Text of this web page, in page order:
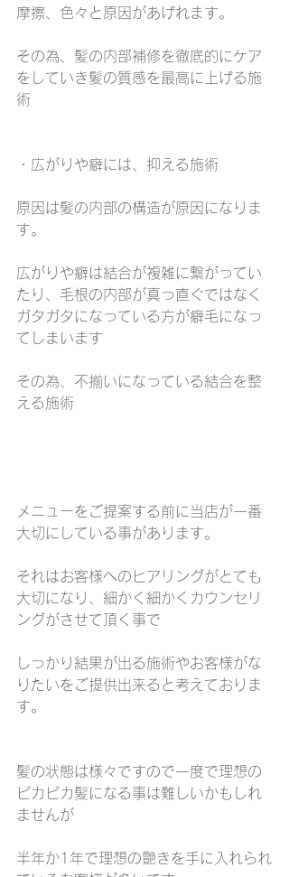
摩擦、色々と原因があげれます。
その為、髪の内部補修を徹底的にケア
をしていき髪の質感を最高に上げる施
術
・広がりや癖には、抑える施術
原因は髪の内部の構造が原因になりま
す。
広がりや癖は結合が複雑に繋がってい
たり、毛根の内部が真っ直ぐではなく
ガタガタになっている方が癖毛になっ
てしまいます
その為、不揃いになっている結合を整
える施術
メニューをご提案する前に当店が一番
大切にしている事があります。
それはお客様へのヒアリングがとても
大切になり、細かく細かくカウンセリ
ングがさせて頂く事で
しっかり結果が出る施術やお客様がな
りたいをご提供出来ると考えておりま
す。
髪の状態は様々ですので一度で理想の
ピカピカ髪になる事は難しいかもしれ
ませんが
半年か1年で理想の艶きを手に入れられ